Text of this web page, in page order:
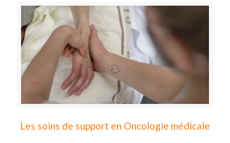
Les soins de support en Oncologie médicale